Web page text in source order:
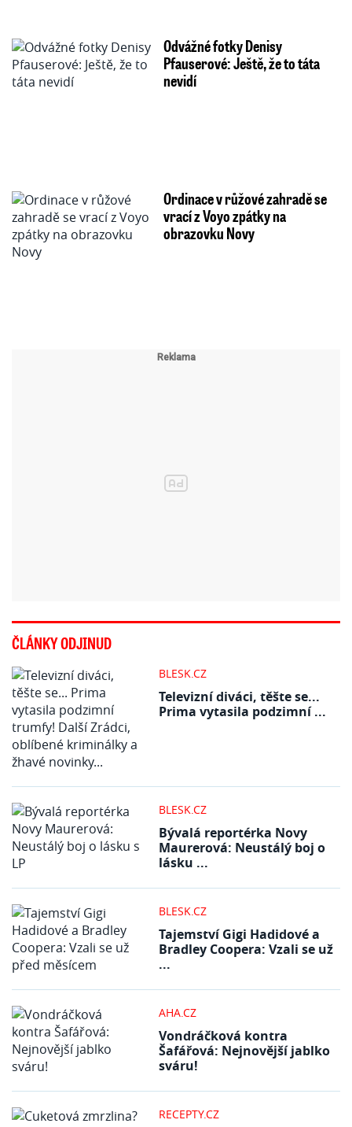
Odvážné fotky Denisy
Pfauserové: Ještě, že to táta
nevidí
Ordinace v růžové zahradě se
vrací z Voyo zpátky na
obrazovku Novy
ČLÁNKY ODJINUD
BLESK.CZ
Televizní diváci, těšte se...
Prima vytasila podzimní ...
BLESK.CZ
Bývalá reportérka Novy
Maurerová: Neustálý boj o
lásku ...
BLESK.CZ
Tajemství Gigi Hadidové a
Bradley Coopera: Vzali se už
...
AHA.CZ
Vondráčková kontra
Šafářová: Nejnovější jablko
sváru!
RECEPTY.CZ